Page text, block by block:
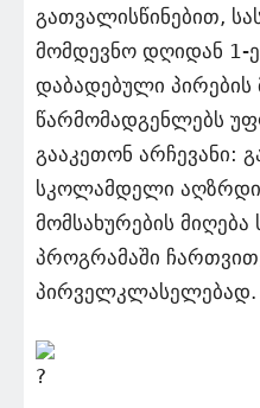
გათვალისწინებით,
მომდევნო დღიდან 1-
დაბადებული პირების
წარმომადგენლებს
გააკეთონ არჩევანი:
სკოლამდელი
მომსახურების
პროგრამაში
პირველკლასელებად.